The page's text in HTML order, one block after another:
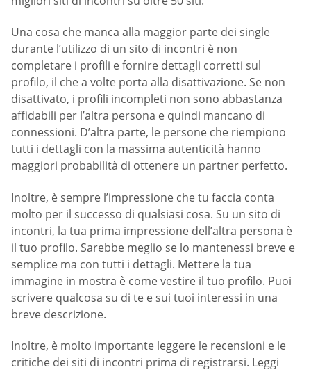
Una cosa che manca alla maggior parte dei single
durante l’utilizzo di un sito di incontri è non
completare i profili e fornire dettagli corretti sul
profilo, il che a volte porta alla disattivazione. Se non
disattivato, i profili incompleti non sono abbastanza
affidabili per l’altra persona e quindi mancano di
connessioni. D’altra parte, le persone che riempiono
tutti i dettagli con la massima autenticità hanno
maggiori probabilità di ottenere un partner perfetto.
Inoltre, è sempre l’impressione che tu faccia conta
molto per il successo di qualsiasi cosa. Su un sito di
incontri, la tua prima impressione dell’altra persona è
il tuo profilo. Sarebbe meglio se lo mantenessi breve e
semplice ma con tutti i dettagli. Mettere la tua
immagine in mostra è come vestire il tuo profilo. Puoi
scrivere qualcosa su di te e sui tuoi interessi in una
breve descrizione.
Inoltre, è molto importante leggere le recensioni e le
critiche dei siti di incontri prima di registrarsi. Leggi